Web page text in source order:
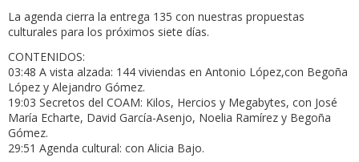
La agenda cierra la entrega 135 con nuestras propuestas
culturales para los próximos siete días.
CONTENIDOS:
03:48 A vista alzada: 144 viviendas en Antonio López,con Begoña
López y Alejandro Gómez.
19:03 Secretos del COAM: Kilos, Hercios y Megabytes, con José
María Echarte, David García-Asenjo, Noelia Ramírez y Begoña
Gómez.
29:51 Agenda cultural: con Alicia Bajo.